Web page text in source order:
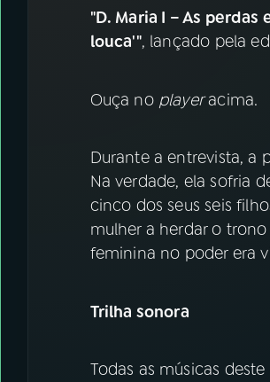
YouTube Facebook
Instagram X
"D. Maria I – As
louca'", lançado pela
Ouça no playeracima.
Durante a entrevista, a
Na verdade, ela sofria
cinco dos seus seis
mulher a herdar o
feminina no poder era
Trilha sonora
Todas as músicas